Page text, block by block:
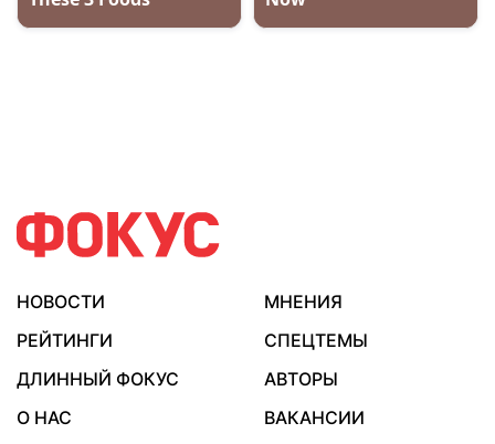
НОВОСТИ
МНЕНИЯ
РЕЙТИНГИ
СПЕЦТЕМЫ
ДЛИННЫЙ ФОКУС
АВТОРЫ
О НАС
ВАКАНСИИ